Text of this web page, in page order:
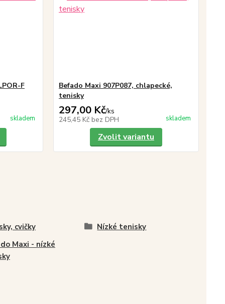
F
skladem
Befado Maxi 907P087, chlapecké,
tenisky
297,00 Kč/ks
245,45 Kč bez DPH skladem
Zvolit variantu
cvičky
Nízké tenisky
Maxi - nízké